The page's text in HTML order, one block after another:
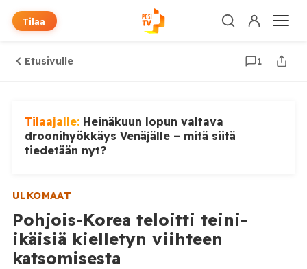
Tilaa
Etusivulle 1
Tilaajalle: Heinäkuun lopun valtava
droonihyökkäys Venäjälle – mitä siitä
tiedetään nyt?
ULKOMAAT
Pohjois-Korea teloitti teini-
ikäisiä kielletyn viihteen
katsomisesta